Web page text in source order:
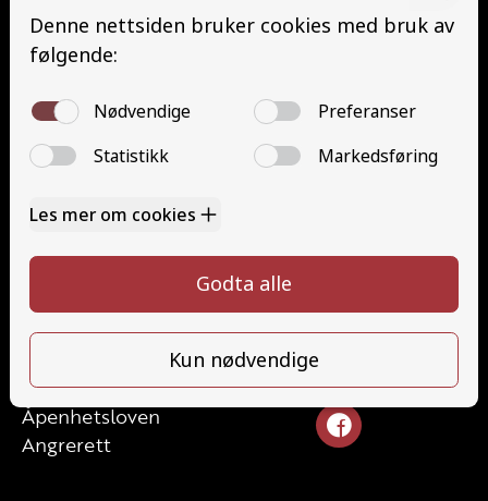
YSK Gods etterutdanning (EYDG)
Nettbasert teorikurs (Teorikurs)
Løfteredskap G11 (Løfteredskap G11)
Lastebilkran (G8) (Lastebilkran (G8))
Motorsykkel (A)
Kontakt
Priser
Elevside
Kontakt oss
Åpenhetsloven
Angrerett
info@halaasts.no
Følg oss